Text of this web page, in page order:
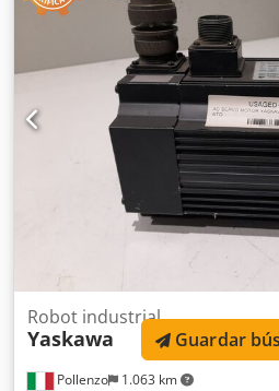
Pollenzo 1.063 km
Robot industrial
Yaskawa Guardar